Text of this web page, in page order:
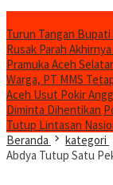
Turun Tangan Bupati
Rusak Parah
Pramuka Aceh
Warga, PT MMS
Aceh Usut Pokir
Diminta Dihentikan
Tutup Lintasan
Beranda
kategori
Abdya Tutup Satu